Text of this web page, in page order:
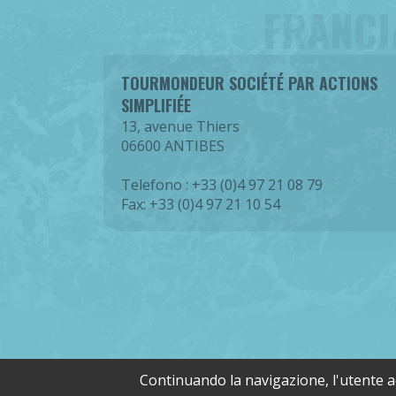
TOURMONDEUR SOCIÉTÉ PAR ACTIONS
SIMPLIFIÉE
13, avenue Thiers
06600 ANTIBES
Telefono : +33 (0)4 97 21 08 79
Fax: +33 (0)4 97 21 10 54
Continuando la navigazione, l'utente